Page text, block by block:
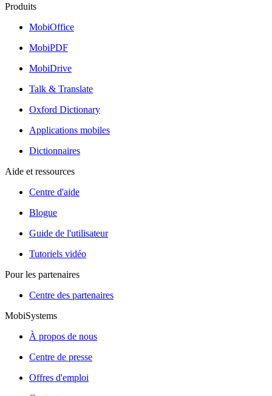
Produits
MobiOffice
MobiPDF
MobiDrive
Talk & Translate
Oxford Dictionary
Applications mobiles
Dictionnaires
Aide et ressources
Centre d'aide
Blogue
Guide de l'utilisateur
Tutoriels vidéo
Pour les partenaires
Centre des partenaires
MobiSystems
À propos de nous
Centre de presse
Offres d'emploi